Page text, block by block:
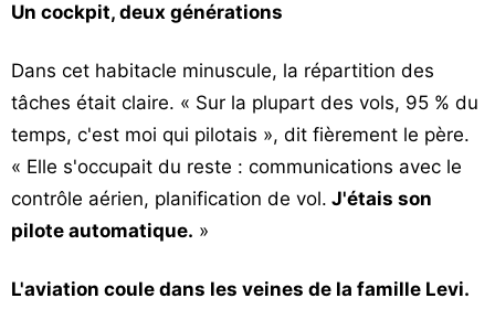
Un cockpit, deux générations
Dans cet habitacle minuscule, la répartition des
tâches était claire. « Sur la plupart des vols, 95 % du
temps, c'est moi qui pilotais », dit fièrement le père.
« Elle s'occupait du reste : communications avec le
contrôle aérien, planification de vol. J'étais son
pilote automatique. »
L'aviation coule dans les veines de la famille Levi.